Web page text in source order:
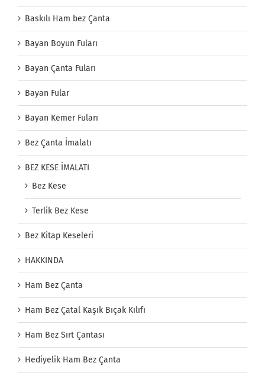
Baskılı Ham bez Çanta
Bayan Boyun Fuları
Bayan Çanta Fuları
Bayan Fular
Bayan Kemer Fuları
Bez Çanta İmalatı
BEZ KESE İMALATI
Bez Kese
Terlik Bez Kese
Bez Kitap Keseleri
HAKKINDA
Ham Bez Çanta
Ham Bez Çatal Kaşık Bıçak Kılıfı
Ham Bez Sırt Çantası
Hediyelik Ham Bez Çanta